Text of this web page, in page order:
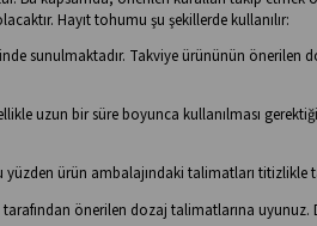
Hayıt tohumu şu şekillerde kullanılır:
sunulmaktadır. Takviye ürününün önerilen
uzun bir süre boyunca kullanılması
yüzden ürün ambalajındaki talimatları
önerilen dozaj talimatlarına